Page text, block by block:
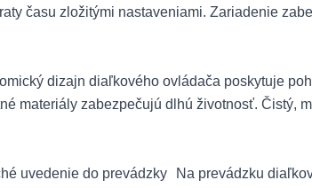
času zložitými nastaveniami. Zariadenie
dizajn diaľkového ovládača poskytuje
materiály zabezpečujú dlhú životnosť. Čistý,
uvedenie do prevádzky Na prevádzku